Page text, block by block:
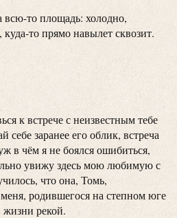
то площадь: холодно,
то прямо навылет сквозит.
к встрече с неизвестным тебе
себе заранее его облик, встреча
в чём я не боялся ошибиться,
увижу здесь мою любимую с
что она, Томь,
меня, родившегося на степном юге
рекой.